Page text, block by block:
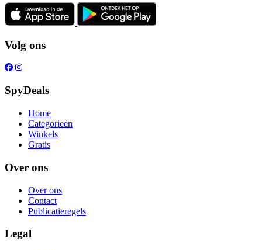
Volg ons
SpyDeals
Home
Categorieën
Winkels
Gratis
Over ons
Over ons
Contact
Publicatieregels
Legal